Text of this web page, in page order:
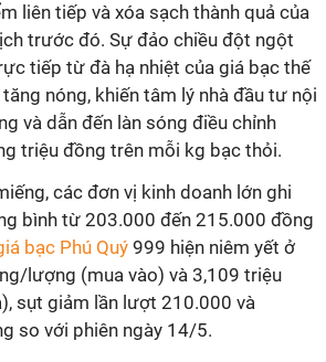
liên tiếp và xóa sạch thành quả của
trước đó. Sự đảo chiều đột ngột
tiếp từ đà hạ nhiệt của giá bạc thế
nóng, khiến tâm lý nhà đầu tư nội
và dẫn đến làn sóng điều chỉnh
triệu đồng trên mỗi kg bạc thỏi.
các đơn vị kinh doanh lớn ghi
bình từ 203.000 đến 215.000 đồng
bạc Phú Quý 999 hiện niêm yết ở
lượng (mua vào) và 3,109 triệu
sụt giảm lần lượt 210.000 và
so với phiên ngày 14/5.